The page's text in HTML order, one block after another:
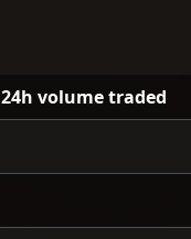
24h volume traded